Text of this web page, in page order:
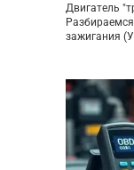
Двигатель
зажигания